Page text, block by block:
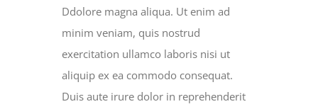
Ddolore magna aliqua. Ut enim ad
minim veniam, quis nostrud
exercitation ullamco laboris nisi ut
aliquip ex ea commodo consequat.
Duis aute irure dolor in reprehenderit